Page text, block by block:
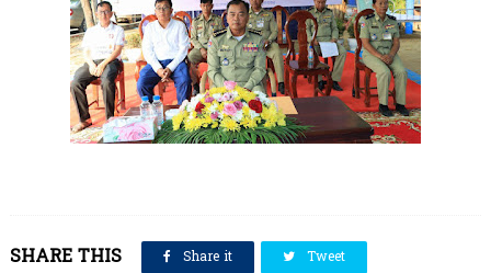
SHARE THIS Share it Tweet